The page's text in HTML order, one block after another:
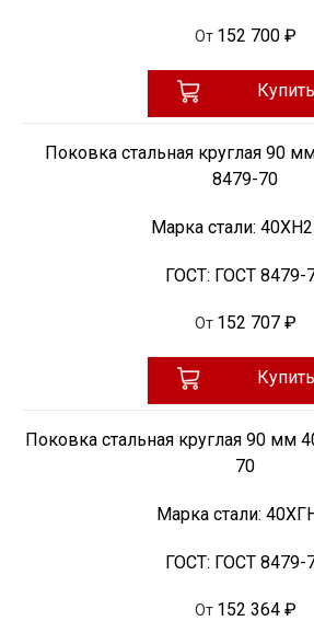
От 152 700 ₽
Купить
Поковка стальная круглая 90
8479-70
Марка стали:
ГОСТ: ГОСТ 8479-
От 152 707 ₽
Купить
Поковка стальная круглая 90 мм
70
Марка стали:
ГОСТ: ГОСТ 8479-
От 152 364 ₽